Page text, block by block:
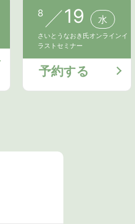
8 19 水
さいとうなおき氏オンラインイ
ラストセミナー
予約する